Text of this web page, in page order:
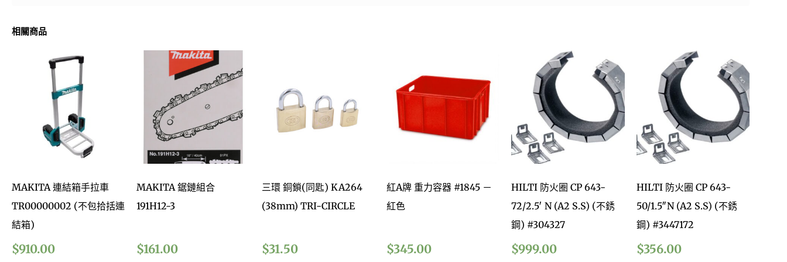
相關商品
MAKITA 連結箱手拉車
TR00000002 (不包拾括連
結箱)
$910.00
MAKITA 鋸鏈組合
191H12-3
$161.00
三環 銅鎖(同匙) KA264
(38mm) TRI-CIRCLE
$31.50
紅A牌 重力容器 #1845 －
紅色
$345.00
HILTI 防火圈 CP 643-
72/2.5′ N (A2 S.S) (不銹
鋼) #304327
$999.00
HILTI 防火圈 CP 643-
50/1.5″N (A2 S.S) (不銹
鋼) #3447172
$356.00